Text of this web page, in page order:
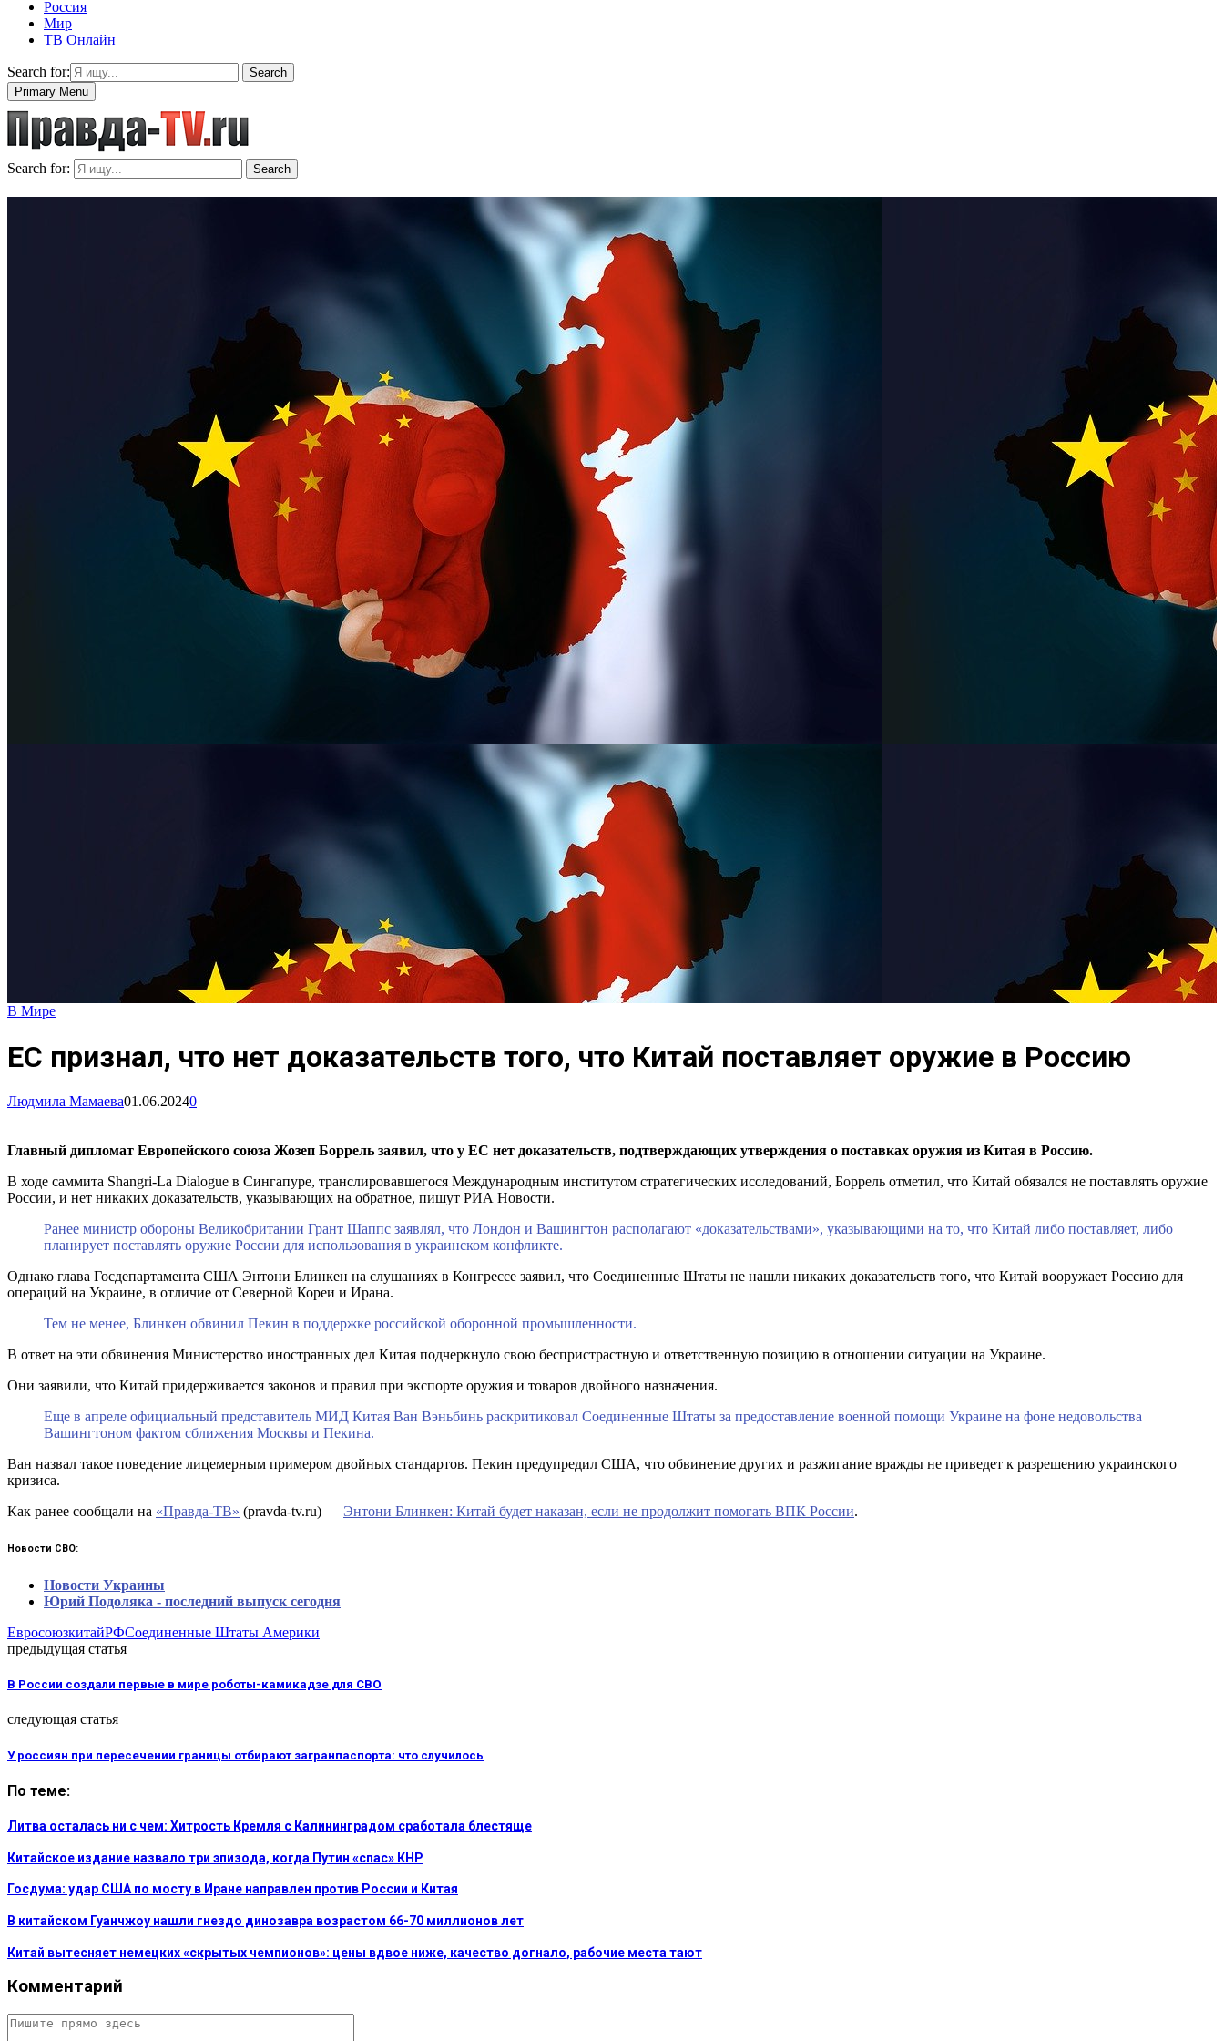
Россия
Мир
ТВ Онлайн
Search for:
Search
Primary Menu
Search for: Search
В Мире
ЕС признал, что нет доказательств того, что Китай поставляет оружие в Россию
Людмила Мамаева01.06.20240
Главный дипломат Европейского союза Жозеп Боррель заявил, что у ЕС нет доказательств, подтверждающих утверждения о поставках оружия из Китая в Россию.
В ходе саммита Shangri-La Dialogue в Сингапуре, транслировавшегося Международным институтом стратегических исследований, Боррель отметил, что Китай обязался не поставлять оружие
России, и нет никаких доказательств, указывающих на обратное, пишут РИА Новости.
Ранее министр обороны Великобритании Грант Шаппс заявлял, что Лондон и Вашингтон располагают «доказательствами», указывающими на то, что Китай либо поставляет, либо
планирует поставлять оружие России для использования в украинском конфликте.
Однако глава Госдепартамента США Энтони Блинкен на слушаниях в Конгрессе заявил, что Соединенные Штаты не нашли никаких доказательств того, что Китай вооружает Россию для
операций на Украине, в отличие от Северной Кореи и Ирана.
Тем не менее, Блинкен обвинил Пекин в поддержке российской оборонной промышленности.
В ответ на эти обвинения Министерство иностранных дел Китая подчеркнуло свою беспристрастную и ответственную позицию в отношении ситуации на Украине.
Они заявили, что Китай придерживается законов и правил при экспорте оружия и товаров двойного назначения.
Еще в апреле официальный представитель МИД Китая Ван Вэньбинь раскритиковал Соединенные Штаты за предоставление военной помощи Украине на фоне недовольства
Вашингтоном фактом сближения Москвы и Пекина.
Ван назвал такое поведение лицемерным примером двойных стандартов. Пекин предупредил США, что обвинение других и разжигание вражды не приведет к разрешению украинского
кризиса.
Как ранее сообщали на «Правда-ТВ» (pravda-tv.ru) — Энтони Блинкен: Китай будет наказан, если не продолжит помогать ВПК России.
Новости СВО:
Новости Украины
Юрий Подоляка - последний выпуск сегодня
ЕвросоюзкитайРФСоединенные Штаты Америки
предыдущая статья
В России создали первые в мире роботы-камикадзе для СВО
следующая статья
У россиян при пересечении границы отбирают загранпаспорта: что случилось
По теме:
Литва осталась ни с чем: Хитрость Кремля с Калининградом сработала блестяще
Китайское издание назвало три эпизода, когда Путин «спас» КНР
Госдума: удар США по мосту в Иране направлен против России и Китая
В китайском Гуанчжоу нашли гнездо динозавра возрастом 66-70 миллионов лет
Китай вытесняет немецких «скрытых чемпионов»: цены вдвое ниже, качество догнало, рабочие места тают
Комментарий